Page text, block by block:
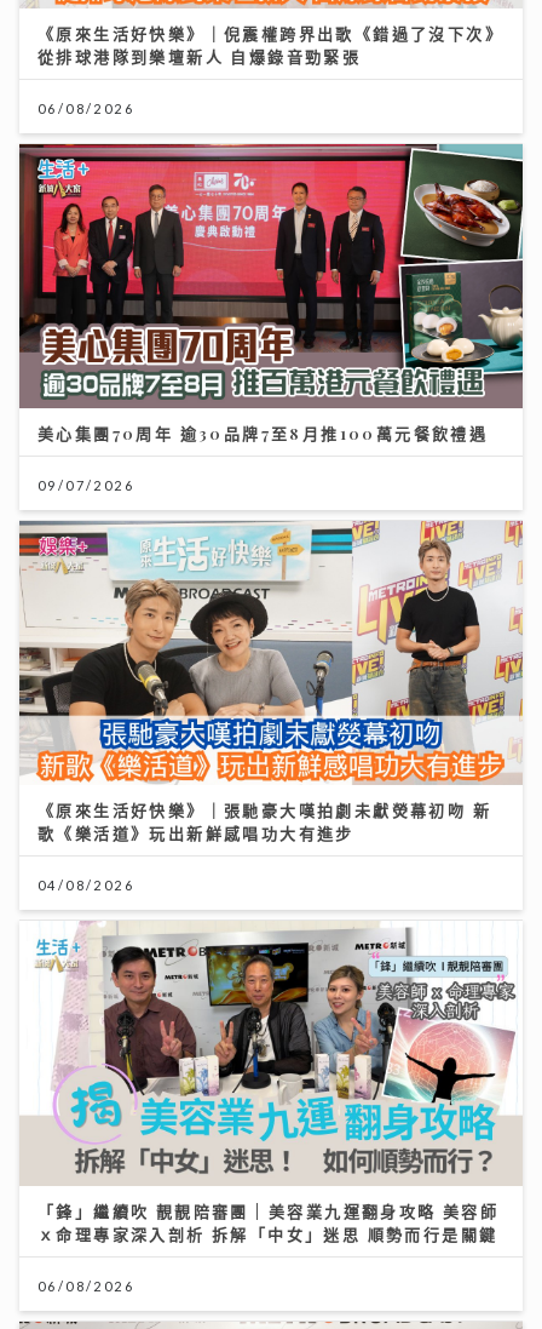
《原來生活好快樂》｜倪震權跨界出歌《錯過了沒下次》
從排球港隊到樂壇新人 自爆錄音勁緊張
06/08/2026
美心集團70周年 逾30品牌7至8月推100萬元餐飲禮遇
09/07/2026
《原來生活好快樂》｜張馳豪大嘆拍劇未獻熒幕初吻 新
歌《樂活道》玩出新鮮感唱功大有進步
04/08/2026
「鋒」繼續吹 靚靚陪審團 | 美容業九運翻身攻略 美容師
ｘ命理專家深入剖析 拆解「中女」迷思 順勢而行是關鍵
06/08/2026